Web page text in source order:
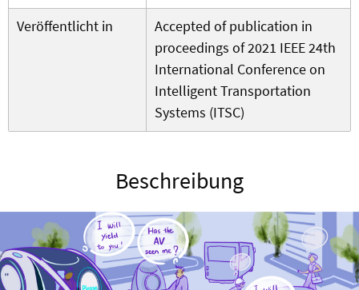
Veröffentlicht in
Accepted of publication in
proceedings of 2021 IEEE 24th
International Conference on
Intelligent Transportation
Systems (ITSC)
Beschreibung